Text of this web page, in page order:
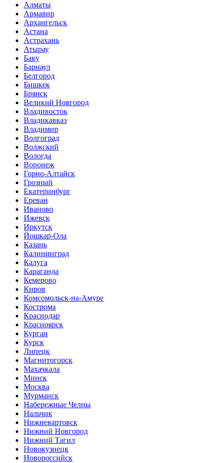
Алматы
Армавир
Архангельск
Астана
Астрахань
Атырау
Баку
Барнаул
Белгород
Бишкек
Брянск
Великий Новгород
Владивосток
Владикавказ
Владимир
Волгоград
Волжский
Вологда
Воронеж
Горно-Алтайск
Грозный
Екатеринбург
Ереван
Иваново
Ижевск
Иркутск
Йошкар-Ола
Казань
Калининград
Калуга
Караганда
Кемерово
Киров
Комсомольск-на-Амуре
Кострома
Краснодар
Красноярск
Курган
Курск
Липецк
Магнитогорск
Махачкала
Минск
Москва
Мурманск
Набережные Челны
Нальчик
Нижневартовск
Нижний Новгород
Нижний Тагил
Новокузнецк
Новороссийск